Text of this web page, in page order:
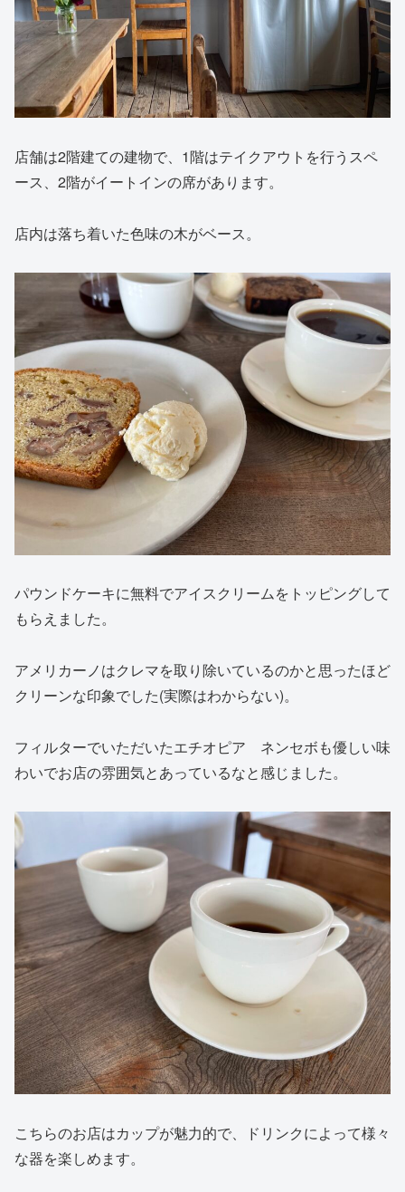
店舗は2階建ての建物で、1階はテイクアウトを行うスペ
ース、2階がイートインの席があります。
店内は落ち着いた色味の木がベース。
パウンドケーキに無料でアイスクリームをトッピングして
もらえました。
アメリカーノはクレマを取り除いているのかと思ったほど
クリーンな印象でした(実際はわからない)。
フィルターでいただいたエチオピア ネンセボも優しい味
わいでお店の雰囲気とあっているなと感じました。
こちらのお店はカップが魅力的で、ドリンクによって様々
な器を楽しめます。